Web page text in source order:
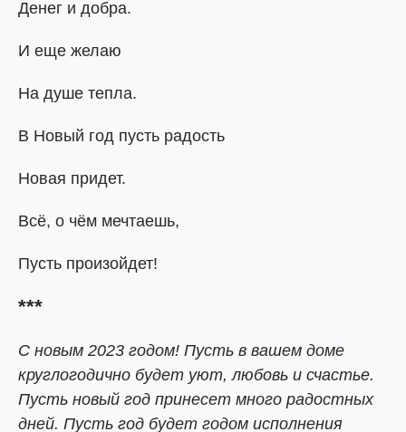
Денег и добра.
И еще желаю
На душе тепла.
В Новый год пусть радость
Новая придет.
Всё, о чём мечтаешь,
Пусть произойдет!
***
С новым 2023 годом! Пусть в вашем доме
круглогодично будет уют, любовь и счастье.
Пусть новый год принесет много радостных
дней. Пусть год будет годом исполнения